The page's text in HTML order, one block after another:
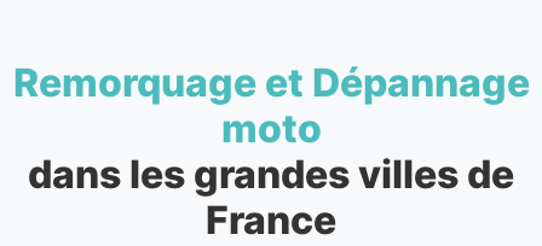
Remorquage et Dépannage
moto
dans les grandes villes de
France